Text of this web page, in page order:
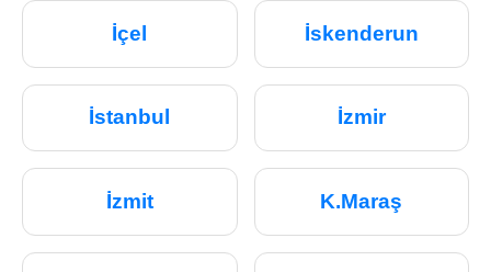
İçel İskenderun
İstanbul İzmir
İzmit K.Maraş